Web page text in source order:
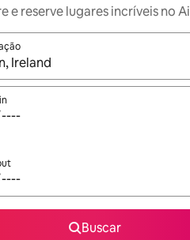
e reserve lugares incríveis no
os resultados estiverem
Buscar